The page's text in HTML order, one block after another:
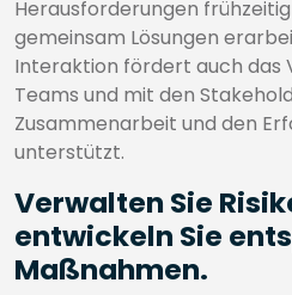
Herausforderungen
gemeinsam Lösungen
Interaktion fördert auch das
Teams und mit den
Zusammenarbeit und den
unterstützt.
Verwalten Sie
entwickeln Sie
Maßnahmen.